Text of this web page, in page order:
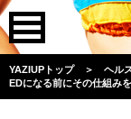
YAZIUPトップ ＞ ヘル
EDになる前にその仕組み